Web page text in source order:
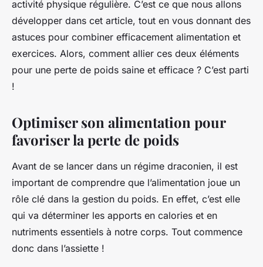
activité physique régulière. C’est ce que nous allons
développer dans cet article, tout en vous donnant des
astuces pour combiner efficacement alimentation et
exercices. Alors, comment allier ces deux éléments
pour une perte de poids saine et efficace ? C’est parti
!
Optimiser son alimentation pour
favoriser la perte de poids
Avant de se lancer dans un régime draconien, il est
important de comprendre que l’alimentation joue un
rôle clé dans la gestion du poids. En effet, c’est elle
qui va déterminer les apports en calories et en
nutriments essentiels à notre corps. Tout commence
donc dans l’assiette !